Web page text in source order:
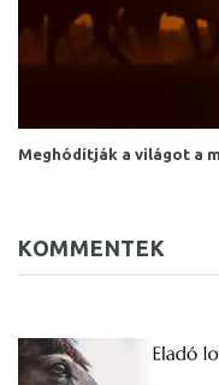
Meghódítják a világot a
KOMMENTEK